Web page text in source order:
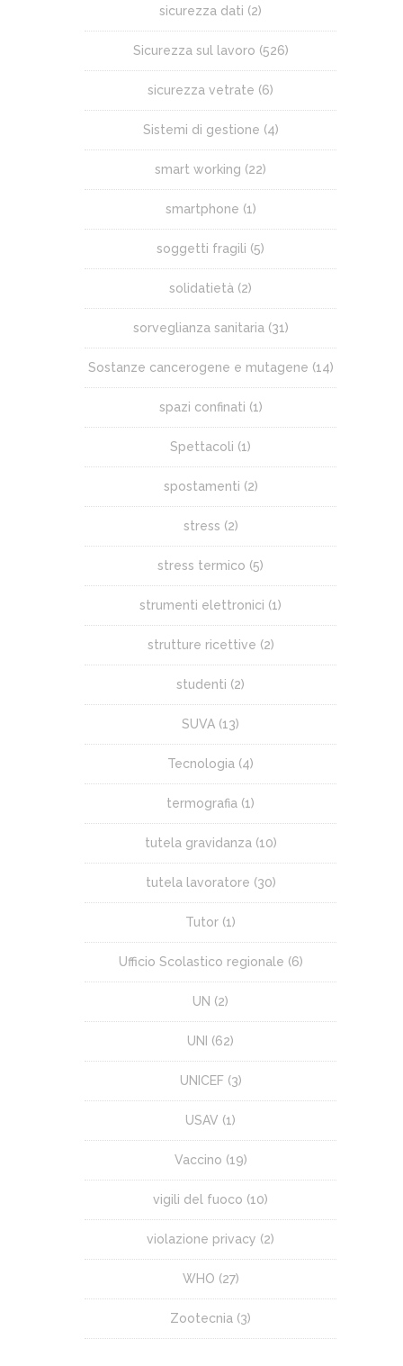
sicurezza dati (2)
Sicurezza sul lavoro (526)
sicurezza vetrate (6)
Sistemi di gestione (4)
smart working (22)
smartphone (1)
soggetti fragili (5)
solidatietà (2)
sorveglianza sanitaria (31)
Sostanze cancerogene e mutagene (14)
spazi confinati (1)
Spettacoli (1)
spostamenti (2)
stress (2)
stress termico (5)
strumenti elettronici (1)
strutture ricettive (2)
studenti (2)
SUVA (13)
Tecnologia (4)
termografia (1)
tutela gravidanza (10)
tutela lavoratore (30)
Tutor (1)
Ufficio Scolastico regionale (6)
UN (2)
UNI (62)
UNICEF(3)
USAV (1)
Vaccino (19)
vigili del fuoco (10)
violazione privacy (2)
WHO (27)
Zootecnia (3)